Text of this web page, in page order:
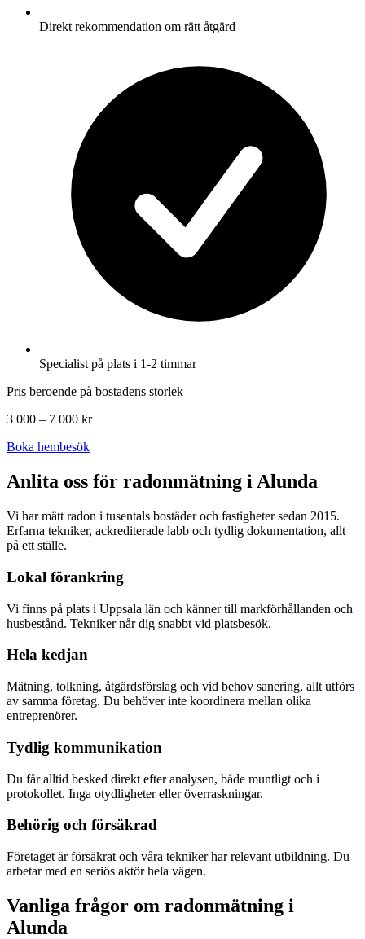
Direkt rekommendation om rätt åtgärd
Specialist på plats i 1-2 timmar
Pris beroende på bostadens storlek
3 000 – 7 000 kr
Boka hembesök
Anlita oss för radonmätning iAlunda
Vi har mätt radon i tusentals bostäder och fastigheter sedan 2015.
Erfarna tekniker, ackrediterade labb och tydlig dokumentation, allt
på ett ställe.
Lokal förankring
Vi finns på plats i Uppsala län och känner till markförhållanden och
husbestånd. Tekniker når dig snabbt vid platsbesök.
Hela kedjan
Mätning, tolkning, åtgärdsförslag och vid behov sanering, allt utförs
av samma företag. Du behöver inte koordinera mellan olika
entreprenörer.
Tydlig kommunikation
Du får alltid besked direkt efter analysen, både muntligt och i
protokollet. Inga otydligheter eller överraskningar.
Behörig och försäkrad
Företaget är försäkrat och våra tekniker har relevant utbildning. Du
arbetar med en seriös aktör hela vägen.
Vanliga frågor om radonmätning i
Alunda